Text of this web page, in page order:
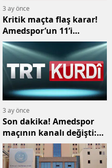
3 ay önce
Kritik maçta flaş karar!
Amedspor’un 11’i
gündem oldu
3 ay önce
Son dakika! Amedspor
maçının kanalı değişti:
TRT Kurdi canlı
yayınlayacak